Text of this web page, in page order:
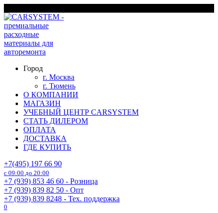
к
содержанию
Город
г. Москва
г. Тюмень
О КОМПАНИИ
МАГАЗИН
УЧЕБНЫЙ ЦЕНТР CARSYSTEM
СТАТЬ ДИЛЕРОМ
ОПЛАТА
ДОСТАВКА
ГДЕ КУПИТЬ
+7(495) 197 66 90
с 09:00 до 20:00
+7 (939) 853 46 60 - Розница
+7 (939) 839 82 50 - Опт
+7 (939) 839 8248 - Тех. поддержка
0